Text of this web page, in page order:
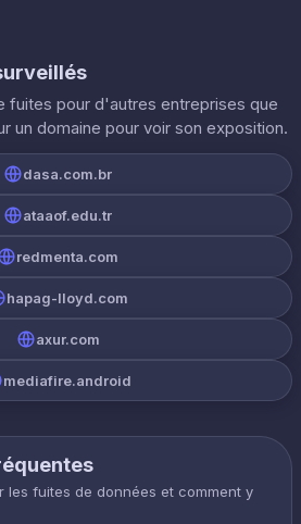
fuites pour d'autres entreprises que
un domaine pour voir son exposition.
dasa.com.br
ataaof.edu.tr
redmenta.com
hapag-lloyd.com
axur.com
mediafire.android
les fuites de données et comment y